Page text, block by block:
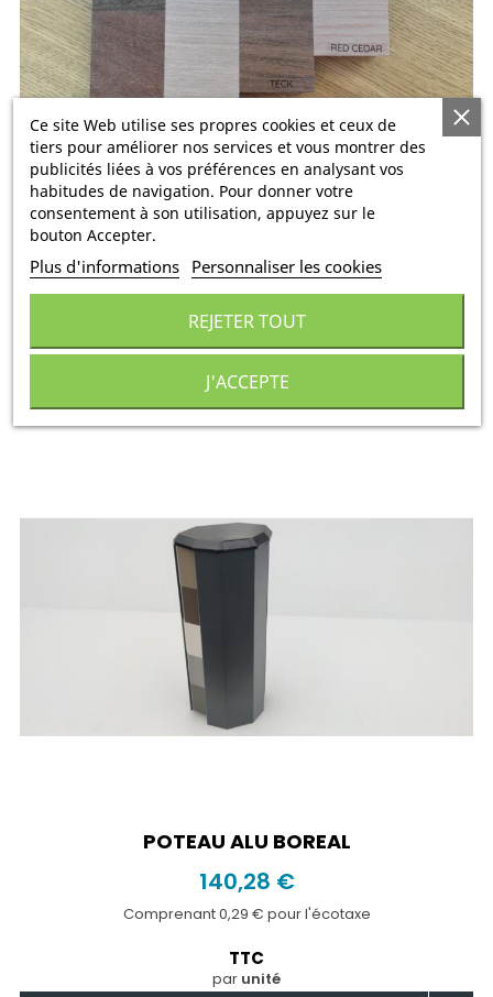
LAME CLOTURE TECH STURE
129,89 €
Comprenant 0,29 € pour l'écotaxe
TTC
parPack de 3
AJOUTER AU DEVIS
POTEAU ALU BOREAL
140,28 €
Comprenant 0,29 € pour l'écotaxe
TTC
par unité
Ce site Web utilise ses propres cookies et ceux de
tiers pour améliorer nos services et vous montrer des
publicités liées à vos préférences en analysant vos
habitudes de navigation. Pour donner votre
consentement à son utilisation, appuyez sur le
bouton Accepter.
Plus d'informations Personnaliser les cookies
REJETER TOUT
J'ACCEPTE